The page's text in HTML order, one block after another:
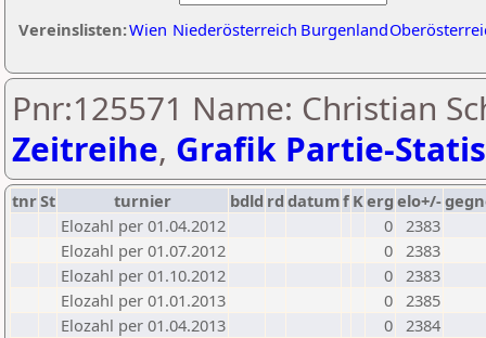
Vereinslisten:Wien Niederösterreich Burgenland
Pnr:125571 Name: Christian
Zeitreihe, Grafik Partie-
tnrSt turnier bdld rd datumf Kerg elo+/-
Elozahl per 01.04.2012
0 2383
Elozahl per 01.07.2012
0 2383
Elozahl per 01.10.2012
0 2383
Elozahl per 01.01.2013
0 2385
Elozahl per 01.04.2013
0 2384